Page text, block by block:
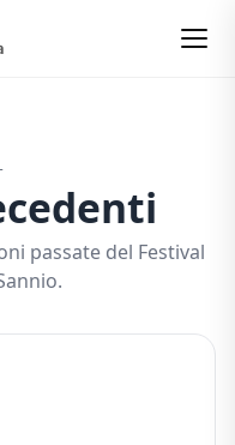
passate del Festival